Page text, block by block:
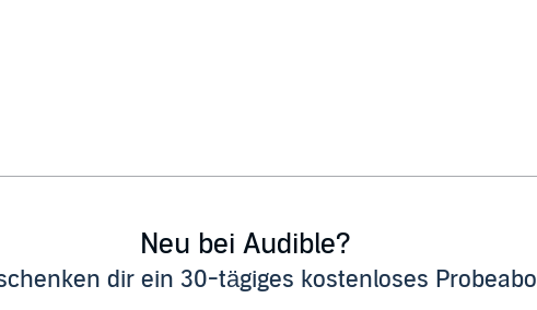
Neu bei Audible?
dir ein 30-tägiges kostenloses Probeabo